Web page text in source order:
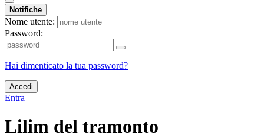
Notifiche
Nome utente:
Password:
Hai dimenticato la tua password?
Accedi
Entra
Lilim del tramonto